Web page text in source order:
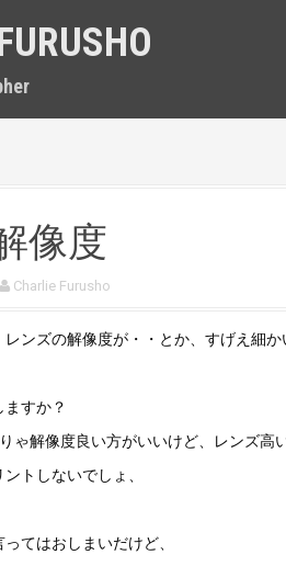
像度
Charlie Furusho
ンズの解像度が・・とか、すげえ細
すか？
解像度良い方がいいけど、レンズ高
トしないでしょ、
てはおしまいだけど、